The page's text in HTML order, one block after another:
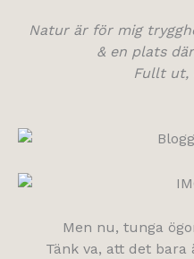
Natur är för mig
& en plats
Fullt ut,
Men nu, tunga
Tänk va, att det bara